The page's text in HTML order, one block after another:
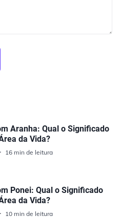
Aranha: Qual o Significado
da Vida?
16 min de leitura
Ponei: Qual o Significado
da Vida?
10 min de leitura